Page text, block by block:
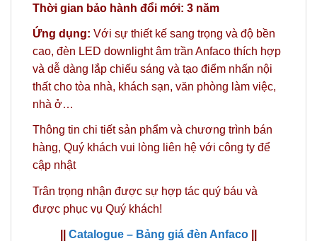
Thời gian bảo hành đổi mới: 3 năm
Ứng dụng: Với sự thiết kế sang trọng và độ bền
cao, đèn LED downlight âm trần Anfaco thích hợp
và dễ dàng lắp chiếu sáng và tạo điểm nhấn nội
thất cho tòa nhà, khách sạn, văn phòng làm việc,
nhà ở…
Thông tin chi tiết sản phẩm và chương trình bán
hàng, Quý khách vui lòng liên hệ với công ty để
cập nhật
Trân trọng nhận được sự hợp tác quý báu và
được phục vụ Quý khách!
Catalogue – Bảng giá đèn Anfaco